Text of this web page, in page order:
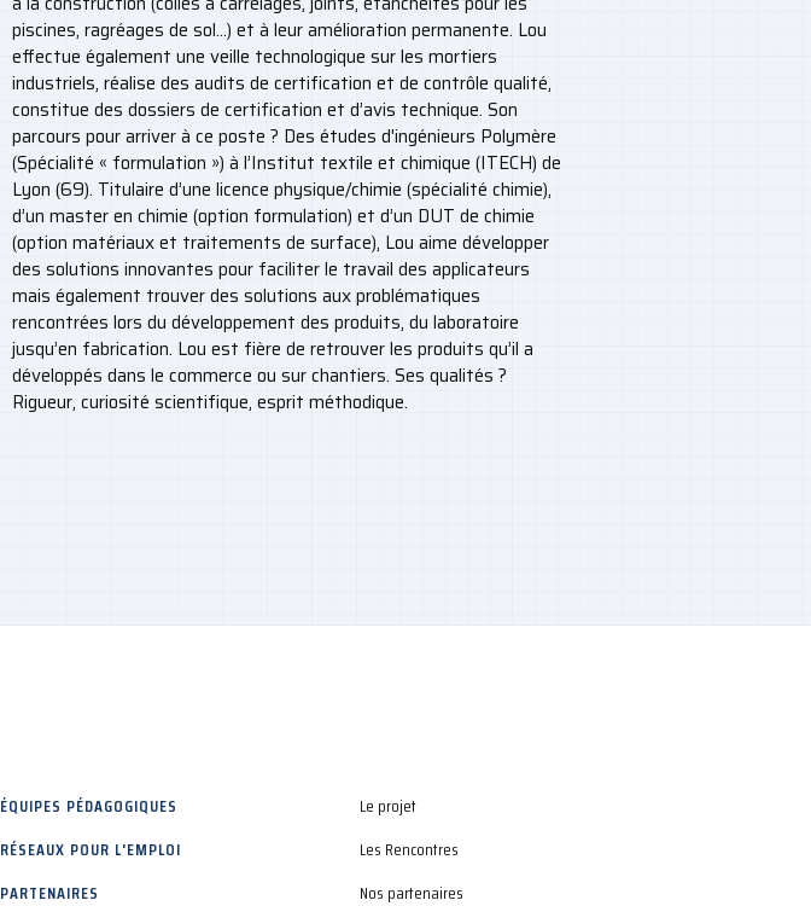
piscines, ragréages de sol...) et à leur amélioration permanente. Lou
effectue également une veille technologique sur les mortiers
industriels, réalise des audits de certification et de contrôle qualité,
constitue des dossiers de certification et d’avis technique. Son
parcours pour arriver à ce poste ? Des études d'ingénieurs Polymère
(Spécialité « formulation ») à l’Institut textile et chimique (ITECH) de
Lyon (69). Titulaire d’une licence physique/chimie (spécialité chimie),
d’un master en chimie (option formulation) et d’un DUT de chimie
(option matériaux et traitements de surface), Lou aime développer
des solutions innovantes pour faciliter le travail des applicateurs
mais également trouver des solutions aux problématiques
rencontrées lors du développement des produits, du laboratoire
jusqu’en fabrication. Lou est fière de retrouver les produits qu’il a
développés dans le commerce ou sur chantiers. Ses qualités ?
Rigueur, curiosité scientifique, esprit méthodique.
ÉQUIPES PÉDAGOGIQUES
RÉSEAUX POUR L'EMPLOI
PARTENAIRES
Le projet
Les Rencontres
Nos partenaires